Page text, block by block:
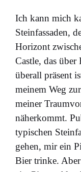
Ich kann mich
Steinfassaden,
Horizont
Castle, das
überall präsent
meinem Weg zur
meiner
näherkommt.
typischen
gehen, mir ein
Bier trinke.